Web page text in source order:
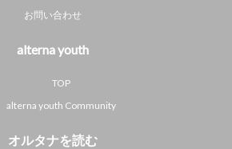
お問い合わせ
alterna youth
TOP
alterna youth Community
オルタナを読む